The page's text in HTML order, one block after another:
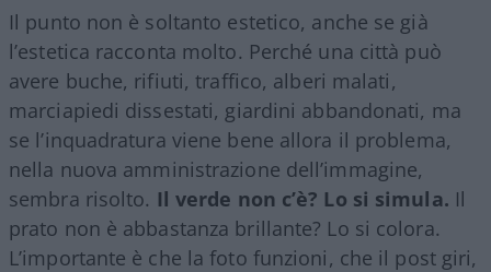
Il punto non è soltanto estetico, anche se già
l’estetica racconta molto. Perché una città può
avere buche, rifiuti, traffico, alberi malati,
marciapiedi dissestati, giardini abbandonati, ma
se l’inquadratura viene bene allora il problema,
nella nuova amministrazione dell’immagine,
sembra risolto. Il verde non c’è? Lo si simula. Il
prato non è abbastanza brillante? Lo si colora.
L’importante è che la foto funzioni, che il post giri,